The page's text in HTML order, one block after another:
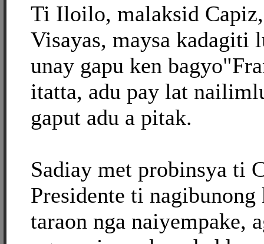
Ti Iloilo, malaksid
Visayas, maysa kadagiti
unay gapu ken
itatta, adu pay lat
gaput adu a pitak.
Sadiay met probinsya ti
Presidente ti
taraon nga naiyempake,